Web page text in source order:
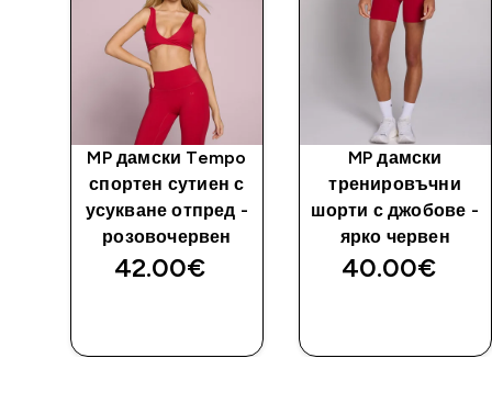
MP дамски Tempo
спортен сутиен с
усукване отпред -
розовочервен
42.00€‎
MP дамски
тренировъчни
шорти с джобове -
ярко червен
40.00€‎